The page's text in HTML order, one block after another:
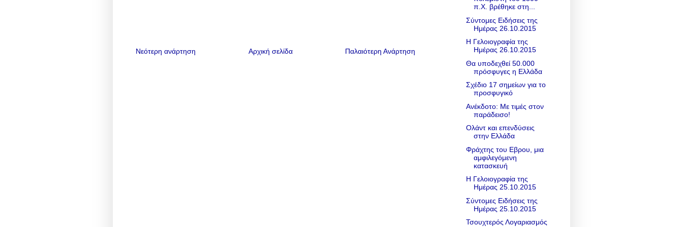
Νεότερη ανάρτηση Παλαιότερη Ανάρτηση
Αρχική σελίδα
π.Χ. βρέθηκε στη...
Σύντομες Ειδήσεις της
Ημέρας 26.10.2015
Η Γελοιογραφία της
Ημέρας 26.10.2015
Θα υποδεχθεί 50.000
πρόσφυγες η Ελλάδα
Σχέδιο 17 σημείων για το
προσφυγικό
Ανέκδοτο: Με τιμές στον
παράδεισο!
Ολάντ και επενδύσεις
στην Ελλάδα
Φράχτης του Εβρου, μια
αμφιλεγόμενη
κατασκευή
Η Γελοιογραφία της
Ημέρας 25.10.2015
Σύντομες Ειδήσεις της
Ημέρας 25.10.2015
Τσουχτερός Λογαριασμός